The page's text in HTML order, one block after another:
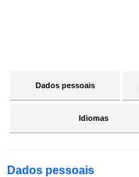
Dados pessoais
Idiomas
Dados pessoais